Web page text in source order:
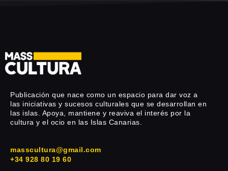
Publicación que nace como un espacio para dar voz a
las iniciativas y sucesos culturales que se desarrollan en
las islas. Apoya, mantiene y reaviva el interés por la
cultura y el ocio en las Islas Canarias.
masscultura@gmail.com
+34 928 80 19 60